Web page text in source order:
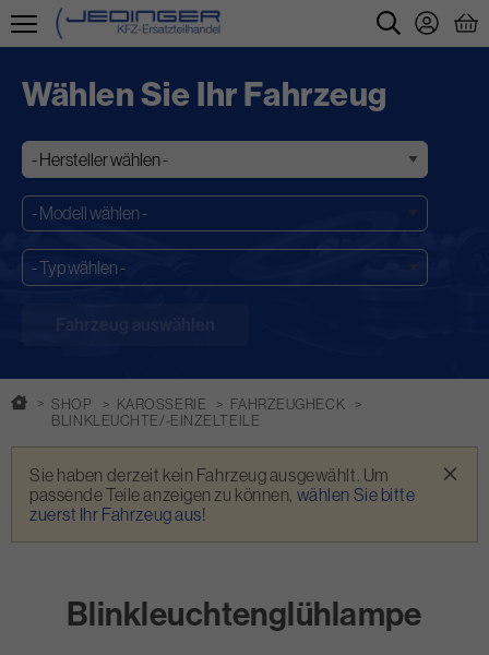
Direkt
Inhalt
Wählen Sie Ihr Fahrzeug
SHOP KAROSSERIE
FAHRZEUGHECK
BLINKLEUCHTE/-EINZELTEILE
Warnmeldung
Sie haben derzeit kein Fahrzeug ausgewählt. Um
passende Teile anzeigen zu können, wählen Sie bitte
zuerst Ihr Fahrzeug aus!
×
Blinkleuchtenglühlampe